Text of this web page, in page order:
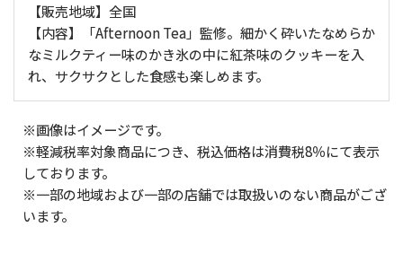
【販売地域】全国
【内容】「Afternoon Tea」監修。細かく砕いたなめらか
なミルクティー味のかき氷の中に紅茶味のクッキーを入
れ、サクサクとした食感も楽しめます。
※画像はイメージです。
※軽減税率対象商品につき、税込価格は消費税8％にて表示
しております。
※一部の地域および一部の店舗では取扱いのない商品がござ
います。